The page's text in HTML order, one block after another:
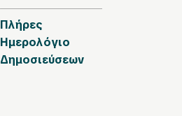
Πλήρες
Ημερολόγιο
Δημοσιεύσεων